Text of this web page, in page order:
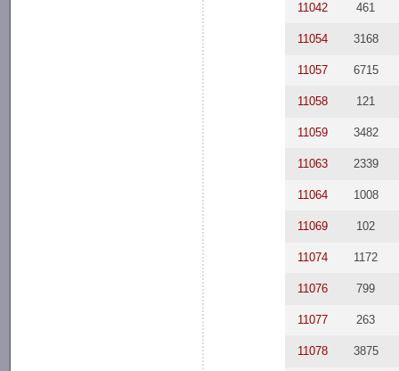
11042 461
11054 3168
11057 6715
11058 121
11059 3482
11063 2339
11064 1008
11069 102
11074 1172
11076 799
11077 263
11078 3875